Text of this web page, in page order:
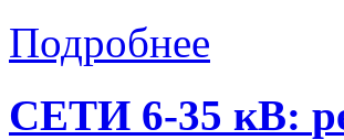
Подробнее
СЕТИ 6-35 кВ: